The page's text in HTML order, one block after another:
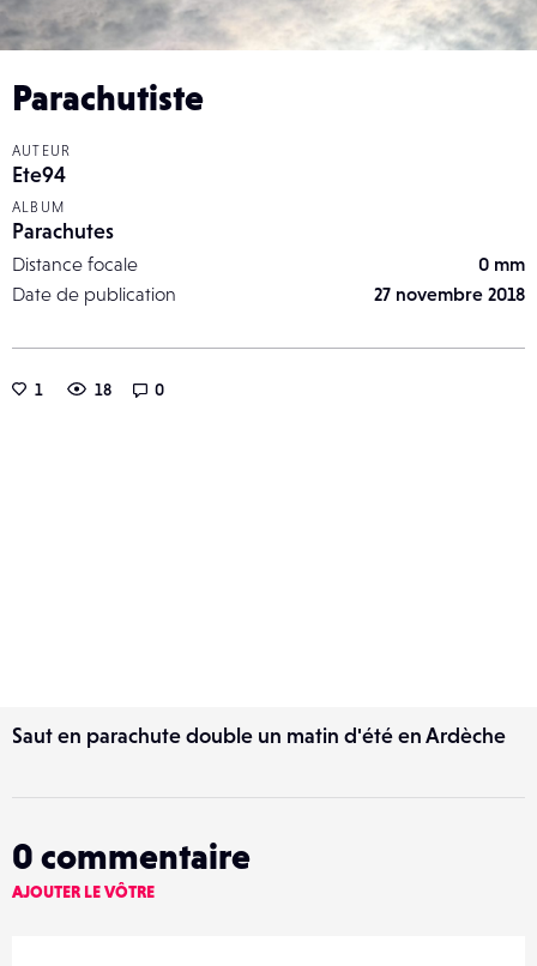
Parachutiste
AUTEUR
Ete94
ALBUM
Parachutes
Distance focale
0 mm
Date de publication
27 novembre 2018
1 18 0
Saut en parachute double un matin d'été en Ardèche
0 commentaire
AJOUTER LE VÔTRE